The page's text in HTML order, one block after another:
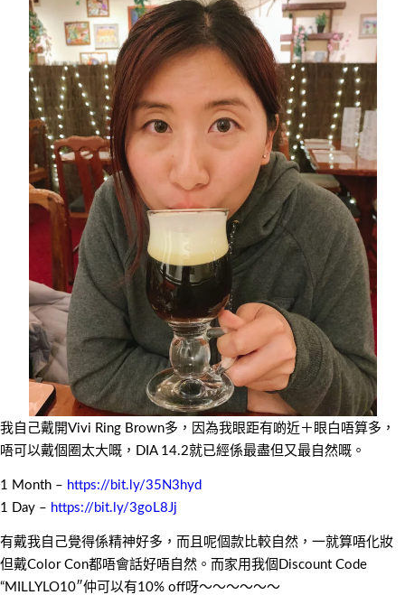
我自己戴開Vivi Ring Brown多，因為我眼距有啲近＋眼白唔算多，
唔可以戴個圈太大嘅，DIA 14.2就已經係最盡但又最自然嘅。
1 Month – https://bit.ly/35N3hyd
1 Day – https://bit.ly/3goL8Jj
有戴我自己覺得係精神好多，而且呢個款比較自然，一就算唔化妝
但戴Color Con都唔會話好唔自然。而家用我個Discount Code
“MILLYLO10″仲可以有10% off呀～～～～～～